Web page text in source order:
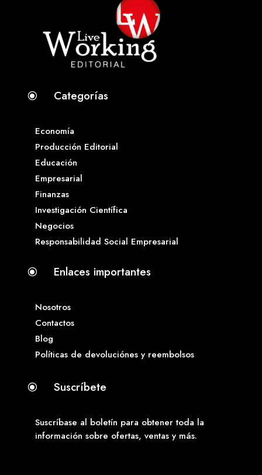
\ Categorías
Economía
Producción Editorial
Educación
Empresarial
Finanzas
Investigación Científica
Negocios
Responsabilidad Social Empresarial
\ Enlaces importantes
Nosotros
Contactos
Blog
Políticas de devoluciónes y reembolsos
\ Suscríbete
Suscríbase al boletín para obtener toda la
información sobre ofertas, ventas y más.